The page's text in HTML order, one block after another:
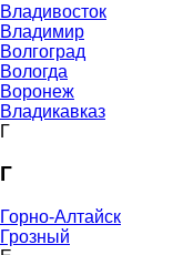
Владивосток
Владимир
Волгоград
Вологда
Воронеж
Владикавказ
Г
Г
Горно-Алтайск
Грозный